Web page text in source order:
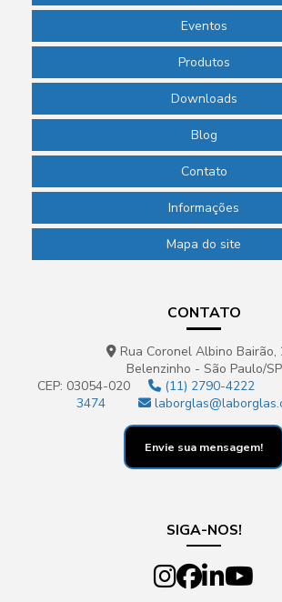
Picnômetro de vidro
Picnômetro de vidro com termômetro
Pipeta de laboratório
Placa de petri para laboratório
Ponteira para laboratório
Ponteira para micropipeta
Proveta de polipropileno
Reator de vidro encamisado
Eventos
Produtos
Downloads
Blog
Contato
Informações
Mapa do site
CONTATO
Rua Coronel Albino Bairão,
Belenzinho - São Paulo/SP
CEP: 03054-020
(11) 2790-4222
3474
Envie sua mensagem!
SIGA-NOS!